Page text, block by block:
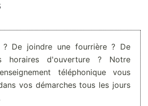
? De joindre une fourrière ? De
horaires d'ouverture ? Notre
téléphonique vous
vos démarches tous les jours